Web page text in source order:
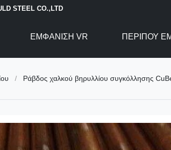
STEEL CO.,LTD
ΕΜΦΆΝΙΣΗ VR ΠΕΡΊΠΟΥ
/ Ράβδος χαλκού βηρυλλίου συγκόλλησης